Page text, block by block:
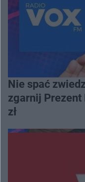
Nie spać
zgarnij
zł